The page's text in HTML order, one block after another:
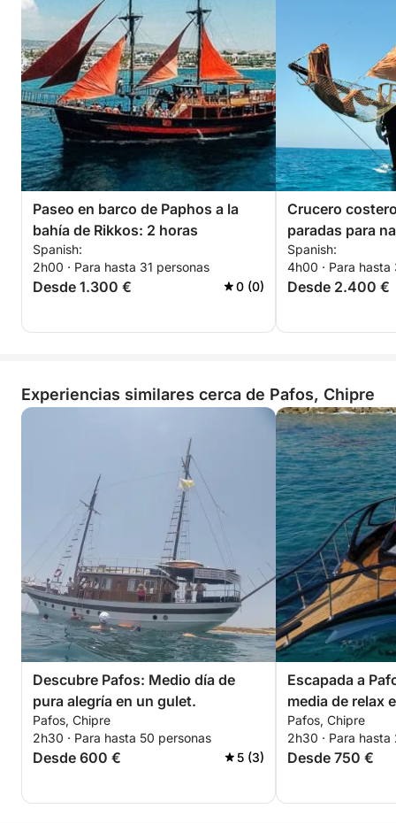
Paseo en barco de Paphos a la
bahía de Rikkos: 2 horas
Spanish:
2h00 · Para hasta 31 personas
Desde 1.300 € 0 (0)
Crucero
paradas para
Spanish:
4h00 · Para hasta
Desde 2.400 €
Experiencias similares cerca de Pafos, Chipre
Descubre Pafos: Medio día de
pura alegría en un gulet.
Pafos, Chipre
2h30 · Para hasta 50 personas
Desde 600 € 5 (3)
Escapada a
media de relax
Pafos, Chipre
2h30 · Para
Desde 750 €